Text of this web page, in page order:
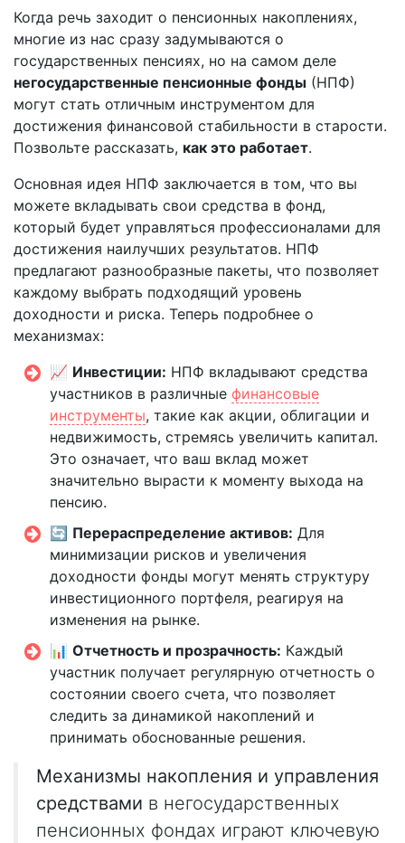
Когда речь заходит о пенсионных накоплениях,
многие из нас сразу задумываются о
государственных пенсиях, но на самом деле
негосударственные пенсионные фонды (НПФ)
могут стать отличным инструментом для
достижения финансовой стабильности в старости.
Позвольте рассказать, как это работает.
Основная идея НПФ заключается в том, что вы
можете вкладывать свои средства в фонд,
который будет управляться профессионалами для
достижения наилучших результатов. НПФ
предлагают разнообразные пакеты, что позволяет
каждому выбрать подходящий уровень
доходности и риска. Теперь подробнее о
механизмах:
📈 Инвестиции: НПФ вкладывают средства
участников в различные финансовые
инструменты, такие как акции, облигации и
недвижимость, стремясь увеличить капитал.
Это означает, что ваш вклад может
значительно вырасти к моменту выхода на
пенсию.
🔄 Перераспределение активов: Для
минимизации рисков и увеличения
доходности фонды могут менять структуру
инвестиционного портфеля, реагируя на
изменения на рынке.
📊 Отчетность и прозрачность: Каждый
участник получает регулярную отчетность о
состоянии своего счета, что позволяет
следить за динамикой накоплений и
принимать обоснованные решения.
Механизмы накопления и управления
средствами в негосударственных
пенсионных фондах играют ключевую